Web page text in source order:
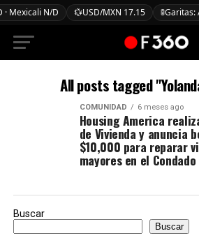
· Mexicali N/D 💱USD/MXN 17.15 🚦Garitas:
All posts tagged
COMUNIDAD 6 meses ago
Housing America
de Vivienda y anuncia
$10,000 para reparar
mayores en el Condado
Buscar
Buscar